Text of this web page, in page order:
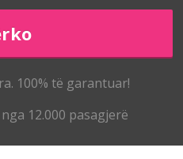
100% të garantuar!
12.000 pasagjerë